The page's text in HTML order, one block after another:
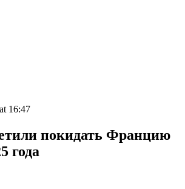
16:47
покидать Францию
года